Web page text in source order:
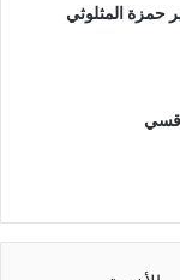
حمزة المثلوثي